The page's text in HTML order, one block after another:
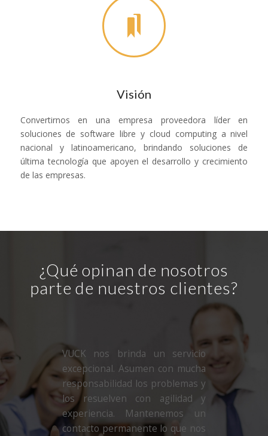
Visión
Convertirnos en una empresa proveedora líder en
soluciones de software libre y cloud computing a nivel
nacional y latinoamericano, brindando soluciones de
última tecnología que apoyen el desarrollo y crecimiento
de las empresas.
¿Qué opinan de nosotros
parte de nuestros clientes?
VUCK nos brinda un servicio
excepcional. Asumen con mucha
responsabilidad los problemas y
los resuelven con agilidad y
experiencia. Mantenemos un
contacto permanente lo que nos